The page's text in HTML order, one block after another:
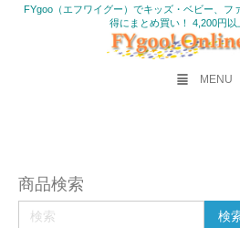
FYgoo（エフワイグー）でキッズ・ベビー、フ
得にまとめ買い！ 4,200円以
MENU
商品検索